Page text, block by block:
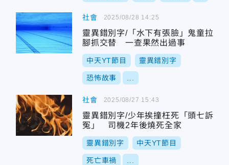
社會
靈異錯別字/「水下有張臉」鬼童拉
腳抓交替 一查果然出過事
中天YT節目 靈異錯別字
恐怖故事
2025/08/28 14:25
社會
靈異錯別字/少年挨撞枉死「頭七訴
冤」 司機2年後燒死全家
靈異錯別字 中天YT節目
死亡車禍
2025/08/27 15:43